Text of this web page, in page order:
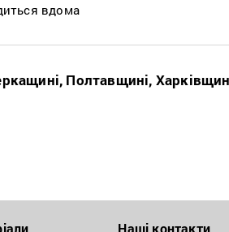
вдома
Полтавщині,
Наші контакти